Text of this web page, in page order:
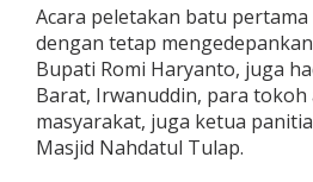
P
m
b
a
n
g
u
Acara peletakan batu
dengan tetap
Bupati Romi Haryanto, juga
Barat, Irwanuddin, para tokoh
masyarakat, juga ketua
Masjid Nahdatul Tulap.